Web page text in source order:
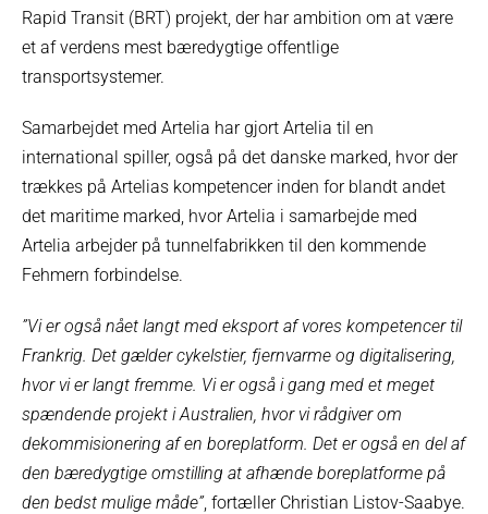
Rapid Transit (BRT) projekt, der har ambition om at være
et af verdens mest bæredygtige offentlige
transportsystemer.
Samarbejdet med Artelia har gjort Artelia til en
international spiller, også på det danske marked, hvor der
trækkes på Artelias kompetencer inden for blandt andet
det maritime marked, hvor Artelia i samarbejde med
Artelia arbejder på tunnelfabrikken til den kommende
Fehmern forbindelse.
”Vi er også nået langt med eksport af vores kompetencer til
Frankrig. Det gælder cykelstier, fjernvarme og digitalisering,
hvor vi er langt fremme. Vi er også i gang med et meget
spændende projekt i Australien, hvor vi rådgiver om
dekommisionering af en boreplatform. Det er også en del af
den bæredygtige omstilling at afhænde boreplatforme på
den bedst mulige måde”, fortæller Christian Listov-Saabye.